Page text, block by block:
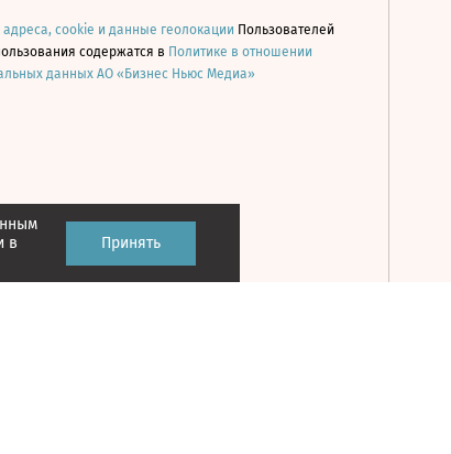
в
Принять
адреса, cookie и данные геолокации Пользователей
содержатся в Политике в отношении
данных АО «Бизнес Ньюс Медиа»